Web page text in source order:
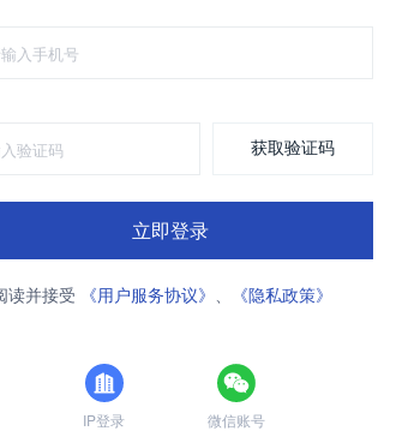
获取验证码
立即登录
读并接受 《用户服务协议》 、 《隐私政策》
IP登录 微信账号